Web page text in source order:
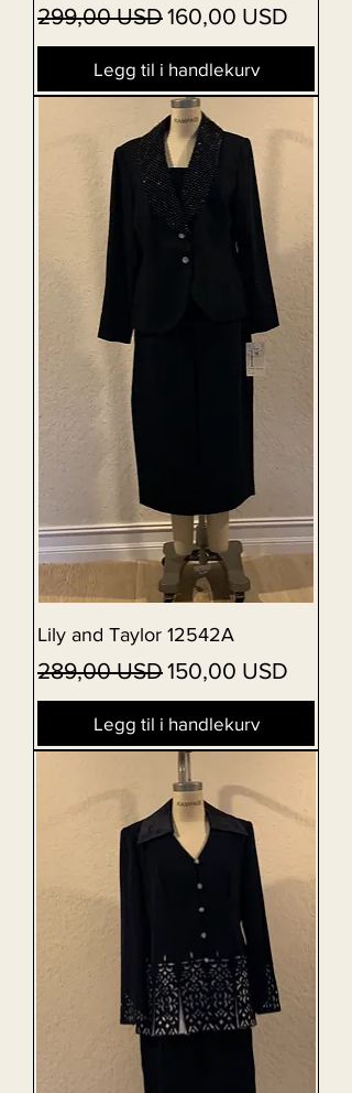
Vanlig pris
299,00 USDSalgspris
160,00 USD
Legg til i handlekurv
Lily and Taylor 12542A
Vanlig pris
289,00 USDSalgspris
150,00 USD
Legg til i handlekurv